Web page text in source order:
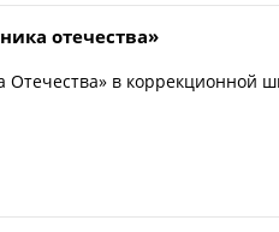
отечества»
в коррекционной